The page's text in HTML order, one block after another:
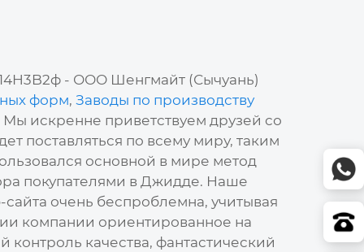
- ООО Шенгмайт (Сычуань)
форм, Заводы по производству
Мы искренне приветствуем друзей со
поставляться по всему миру, таким
основной в мире метод
покупателями в Джидде. Наше
очень беспроблемна, учитывая
компании ориентированное на
качества, фантастический